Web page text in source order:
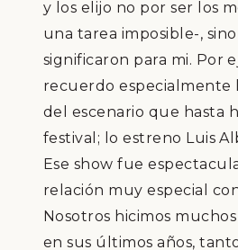
y los elijo no por ser los
una tarea imposible-,
significaron para mi. Por
recuerdo especialmente
del escenario que hasta
festival ; loestreno Luis
Ese show fue
relación muy especial
Nosotros hicimos
en sus ú ltimos años,